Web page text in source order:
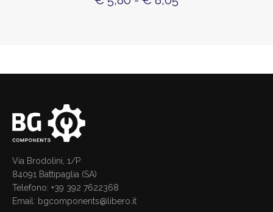
Via Brodolini, 1/P
84091 Battipaglia (SA)
Telefono: +39 392 7622368
Email: bgcomponents@libero.it